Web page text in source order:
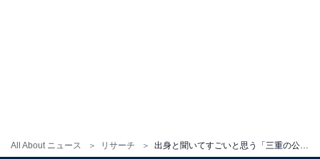
All About ニュース リサーチ 出身と聞いてすごいと思う「三重の公立進学校」ランキング！ 1位「四日市高等学校」、では続く2位は？【2025年調査】